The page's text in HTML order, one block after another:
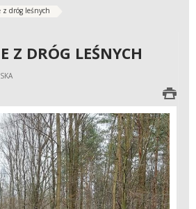
z dróg leśnych
Z DRÓG LEŚNYCH